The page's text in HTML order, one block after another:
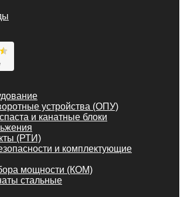
устройства (ОПУ)
и канатные блоки
(РТИ)
и комплектующие
мощности (КОМ)
стальные